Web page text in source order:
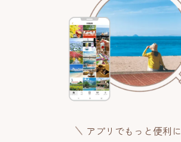
アプリでもっと便利に